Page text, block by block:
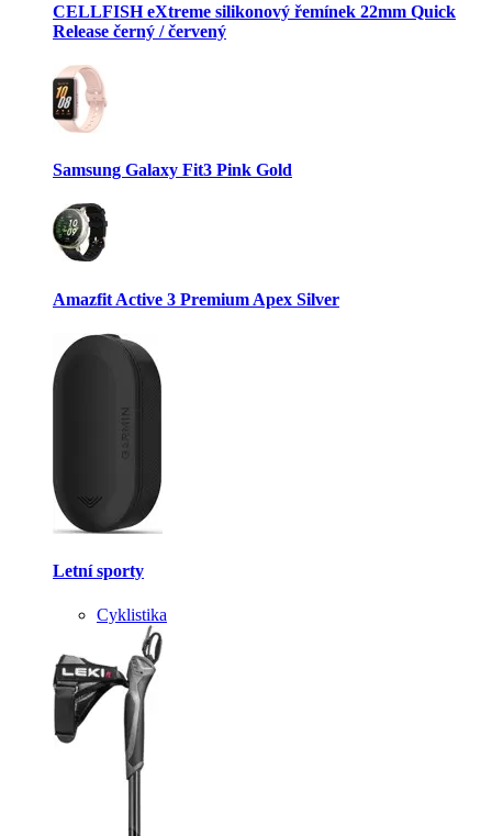
CELLFISH eXtreme silikonový řemínek 22mm Quick
Release černý / červený
Samsung Galaxy Fit3 Pink Gold
Amazfit Active 3 Premium Apex Silver
Letní sporty
Cyklistika